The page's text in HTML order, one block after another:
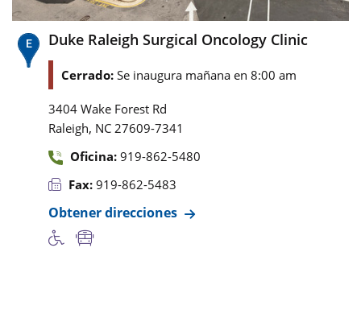
Duke Raleigh Surgical Oncology Clinic
Cerrado: Se inaugura mañana en 8:00 am
3404 Wake Forest Rd
Raleigh, NC 27609-7341
Oficina: 919-862-5480
Fax: 919-862-5483
Obtener direcciones